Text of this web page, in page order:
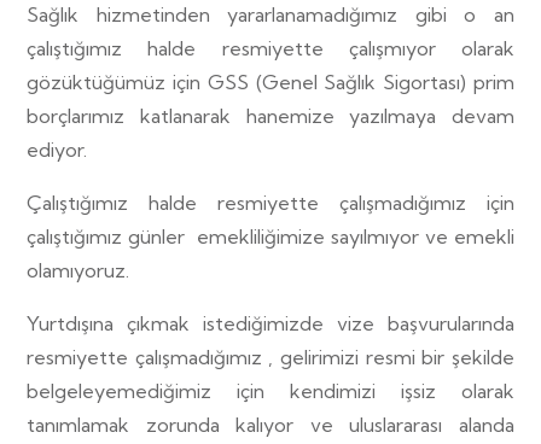
Sağlık hizmetinden yararlanamadığımız gibi o an
çalıştığımız halde resmiyette çalışmıyor olarak
gözüktüğümüz için GSS (Genel Sağlık Sigortası) prim
borçlarımız katlanarak hanemize yazılmaya devam
ediyor.
Çalıştığımız halde resmiyette çalışmadığımız için
çalıştığımız günler emekliliğimize sayılmıyor ve emekli
olamıyoruz.
Yurtdışına çıkmak istediğimizde vize başvurularında
resmiyette çalışmadığımız , gelirimizi resmi bir şekilde
belgeleyemediğimiz için kendimizi işsiz olarak
tanımlamak zorunda kalıyor ve uluslararası alanda